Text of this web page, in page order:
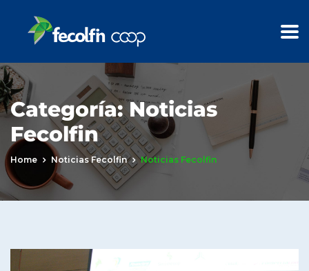
Categoría:Noticias
Fecolfin
Home Noticias Fecolfin Noticias Fecolfin